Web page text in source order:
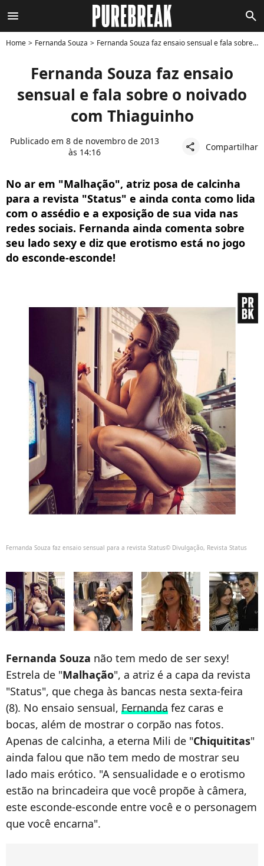
menu search
Home Fernanda Souza Fernanda Souza faz ensaio sensual e fala sobre o noivado com Thiaguinho
Fernanda Souza faz ensaio
sensual e fala sobre o noivado
com Thiaguinho
Publicado em 8 de novembro de 2013
às 14:16
share Compartilhar
No ar em "Malhação", atriz posa de calcinha
para a revista "Status" e ainda conta como lida
com o assédio e a exposição de sua vida nas
redes sociais. Fernanda ainda comenta sobre
seu lado sexy e diz que erotismo está no jogo
do esconde-esconde!
Fernanda Souza faz ensaio sensual para a revista Status© Divulgação, Revista Status
Fernanda Souza não tem medo de ser sexy!
Estrela de "Malhação", a atriz é a capa da revista
"Status", que chega às bancas nesta sexta-feira
(8). No ensaio sensual, Fernanda fez caras e
bocas, além de mostrar o corpão nas fotos.
Apenas de calcinha, a eterna Mili de "Chiquititas"
ainda falou que não tem medo de mostrar seu
lado mais erótico. "A sensualidade e o erotismo
estão na brincadeira que você propõe à câmera,
este esconde-esconde entre você e o personagem
que você encarna".